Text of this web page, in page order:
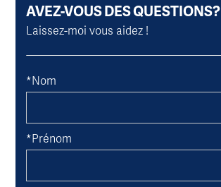
AVEZ-VOUS DES QUESTIONS?
Laissez-moi vous aidez !
*Nom
*Prénom